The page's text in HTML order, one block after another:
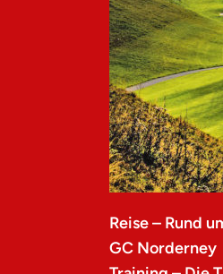
Reise – Rund
GC Norderney